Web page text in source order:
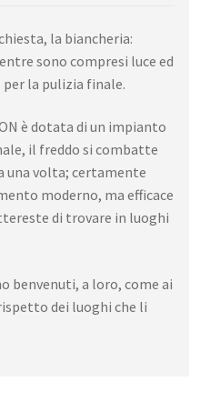
la biancheria:
sono compresi luce ed
la pulizia finale.
è dotata di un impianto
il freddo si combatte
una volta; certamente
moderno, ma efficace
di trovare in luoghi
benvenuti, a loro, come ai
dei luoghi che li